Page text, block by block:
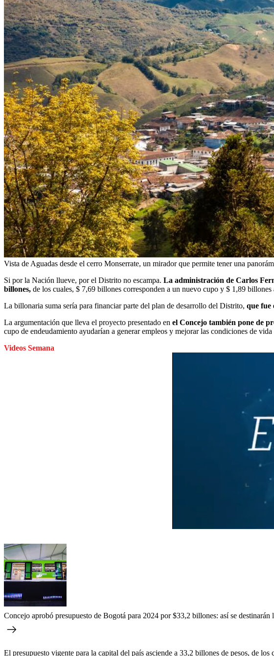
Vista de Aguadas desde el cerro Monserrate, un mirador que permite tener una
Si por la Nación llueve, por el Distrito no escampa. La administración de Carlos
billones, de los cuales, $ 7,69 billones corresponden a un nuevo cupo y $ 1,89
La billonaria suma sería para financiar parte del plan de desarrollo del Distrito, que fue
La argumentación que lleva el proyecto presentado en el Concejo también pone de
cupo de endeudamiento ayudarían a generar empleos y mejorar las condiciones de
Videos Semana
Concejo aprobó presupuesto de Bogotá para 2024 por $33,2 billones: así se destinarán
El presupuesto vigente para la capital del país asciende a 33,2 billones de pesos, de